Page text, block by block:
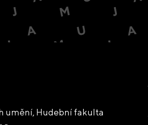
umění, Hudební fakulta